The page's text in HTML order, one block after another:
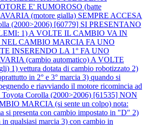
E' RUMOROSO (batte
(motore gialla) SEMPRE ACCESA
(2000>2006) [60779] SI PRESENTANO
1) A VOLTE IL CAMBIO VA IN
CAMBIO MARCIA FA UNO
INSERENDO LA 1° FA UNO
(cambio automatico) A VOLTE
1) vettura dotata di cambio robotizzato 2)
in 2° e 3° marcia 3) quando si
e riavviando il motore ricomincia ad
Toyota Corolla (2000>2006) [61535] NON
MARCIA (si sente un colpo) nota:
si presenta con cambio impostato in "D" 2)
in qualsiasi marcia 3) con cambio in